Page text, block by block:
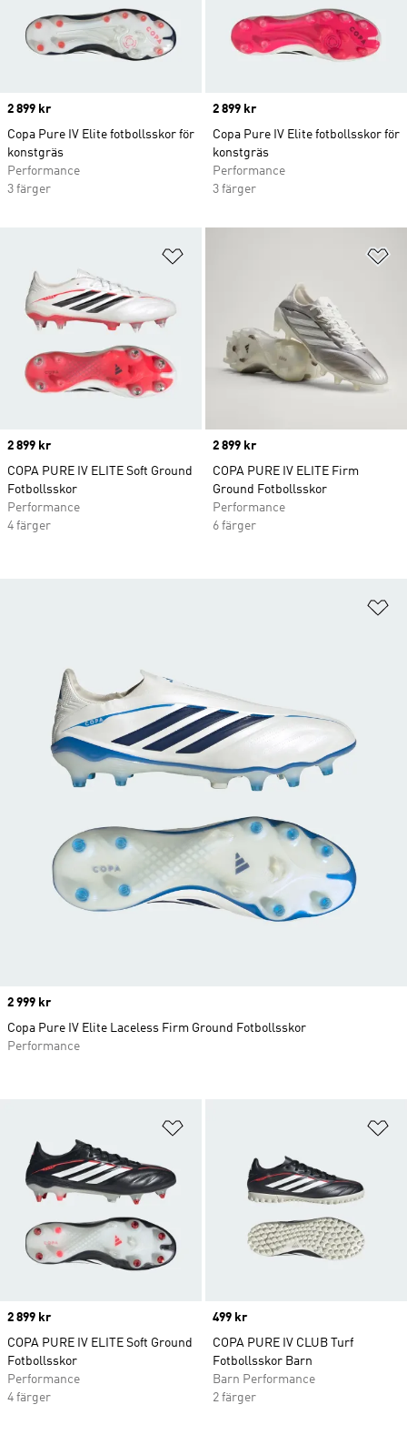
Price
2 899 kr
Copa Pure IV Elite fotbollsskor för
konstgräs
Performance
3 färger
Price
2 899 kr
Copa Pure IV Elite fotbollsskor för
konstgräs
Performance
3 färger
Price
2 899 kr
COPA PURE IV ELITE Soft Ground
Fotbollsskor
Performance
4 färger
Price
2 899 kr
COPA PURE IV ELITE Firm
Ground Fotbollsskor
Performance
6 färger
Price
2 899 kr
COPA PURE IV ELITE Soft Ground
Fotbollsskor
Performance
4 färger
Price
499 kr
COPA PURE IV CLUB Turf
Fotbollsskor Barn
Barn Performance
2 färger
Price
2 999 kr
Copa Pure IV Elite Laceless Firm Ground Fotbollsskor
Performance